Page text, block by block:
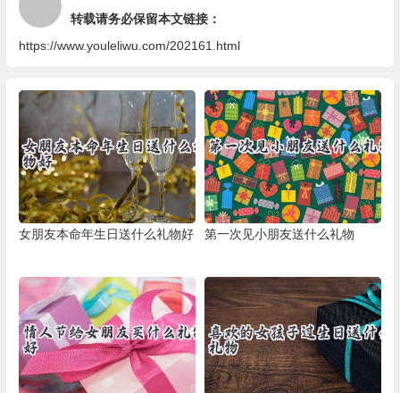
转载请务必保留本文链接：
https://www.youleliwu.com/202161.html
女朋友本命年生日送什么礼物好 第一次见小朋友送什么礼物